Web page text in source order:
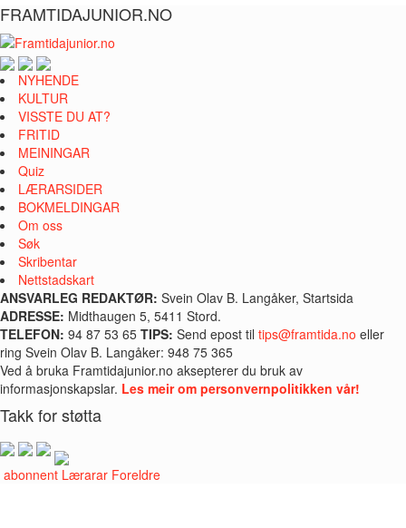
FRAMTIDAJUNIOR.NO
NYHENDE
KULTUR
VISSTE DU AT?
FRITID
MEININGAR
Quiz
LÆRARSIDER
BOKMELDINGAR
Om oss
Søk
Skribentar
Nettstadskart
ANSVARLEG REDAKTØR: Svein Olav B. Langåker, Startsida
ADRESSE: Midthaugen 5, 5411 Stord.
TELEFON: 94 87 53 65 TIPS: Send epost til tips@framtida.no eller
ring Svein Olav B. Langåker: 948 75 365
Ved å bruka Framtidajunior.no aksepterer du bruk av
informasjonskapslar. Les meir om personvernpolitikken vår!
Takk for støtta
abonnent Lærarar Foreldre